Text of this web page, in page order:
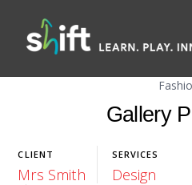
Gallery
CLIENT
Mrs Smith
SERVICES
Design